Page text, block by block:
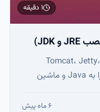
۱ دقیقه
بسیاری از نرم‌افزارهای سروری و سازمانی مثل Tomcat، Jetty،
GlassFish، Cassandra و Jenkins برای اجرا به Java و ماشین
۶ ماه پیش